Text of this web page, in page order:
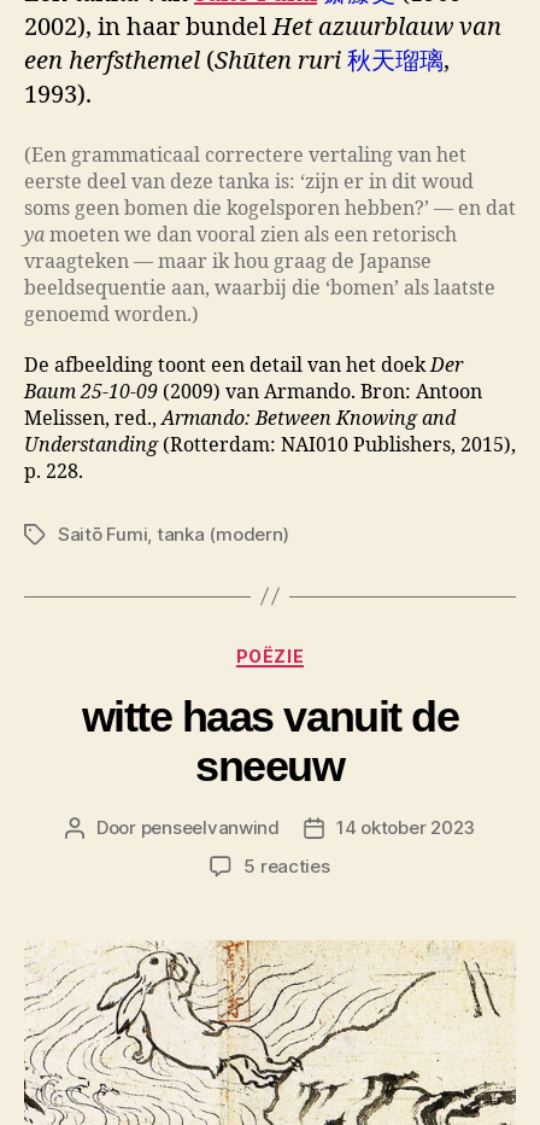
2002), in haar bundelHet azuurblauw van
een herfsthemel (Shūten ruri 秋天瑠璃,
1993).
(Een grammaticaal correctere vertaling van het
eerste deel van deze tanka is: ‘zijn er in dit woud
soms geen bomen die kogelsporen hebben?’ — en dat
ya moeten we dan vooral zien als een retorisch
vraagteken — maar ik hou graag de Japanse
beeldsequentie aan, waarbij die ‘bomen’ als laatste
genoemd worden.)
De afbeelding toont een detail van het doekDer
Baum 25-10-09 (2009) van Armando. Bron: Antoon
Melissen, red.,Armando: Between Knowing and
Understanding(Rotterdam: NAI010 Publishers, 2015),
p. 228.
TagsSaitō Fumi, tanka (modern)
Categorieën
POËZIE
witte haas vanuit de
sneeuw
Berichtauteur
Door penseelvanwind Berichtdatum
14 oktober 2023
5 reactiesop
vanuit
de
sneeuw